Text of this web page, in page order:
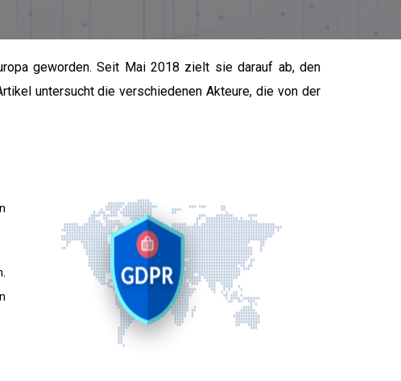
geworden. Seit Mai 2018 zielt sie darauf ab, den
untersucht die verschiedenen Akteure, die von der